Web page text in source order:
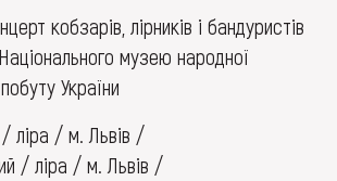
кобзарів, лірників і бандуристів
музею народної
України
ліра / м. Львів /
/ ліра / м. Львів /